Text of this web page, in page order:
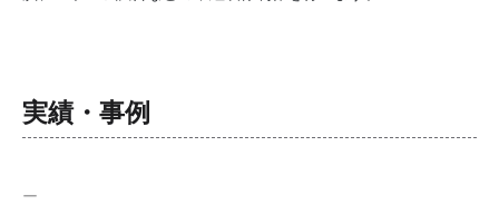
実績・事例
ー